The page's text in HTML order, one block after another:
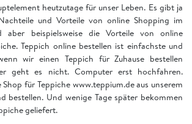
heutzutage für unser Leben. Es gibt ja
und Vorteile von online Shopping im
aber beispielsweise die Vorteile von online
Teppich online bestellen ist einfachste und
wir einen Teppich für Zuhause bestellen
geht es nicht. Computer erst hochfahren.
Shop für Teppiche www.teppium.de aus unserem
bestellen. Und wenige Tage später bekommen
geliefert.